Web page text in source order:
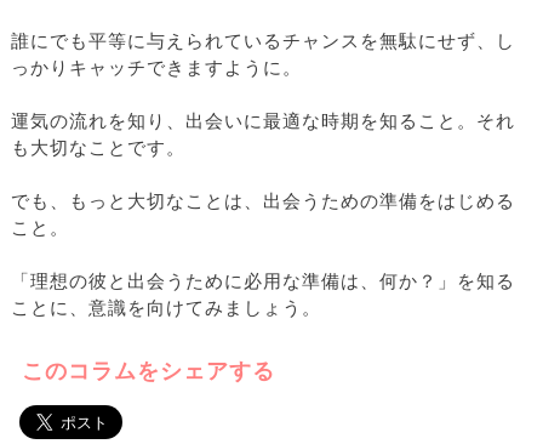
誰にでも平等に与えられているチャンスを無駄にせず、し
っかりキャッチできますように。
運気の流れを知り、出会いに最適な時期を知ること。それ
も大切なことです。
でも、もっと大切なことは、出会うための準備をはじめる
こと。
「理想の彼と出会うために必用な準備は、何か？」を知る
ことに、意識を向けてみましょう。
このコラムをシェアする